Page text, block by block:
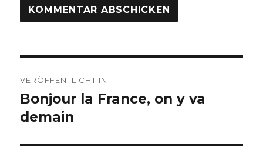
VERÖFFENTLICHT IN
Bonjour la France, on y va
demain